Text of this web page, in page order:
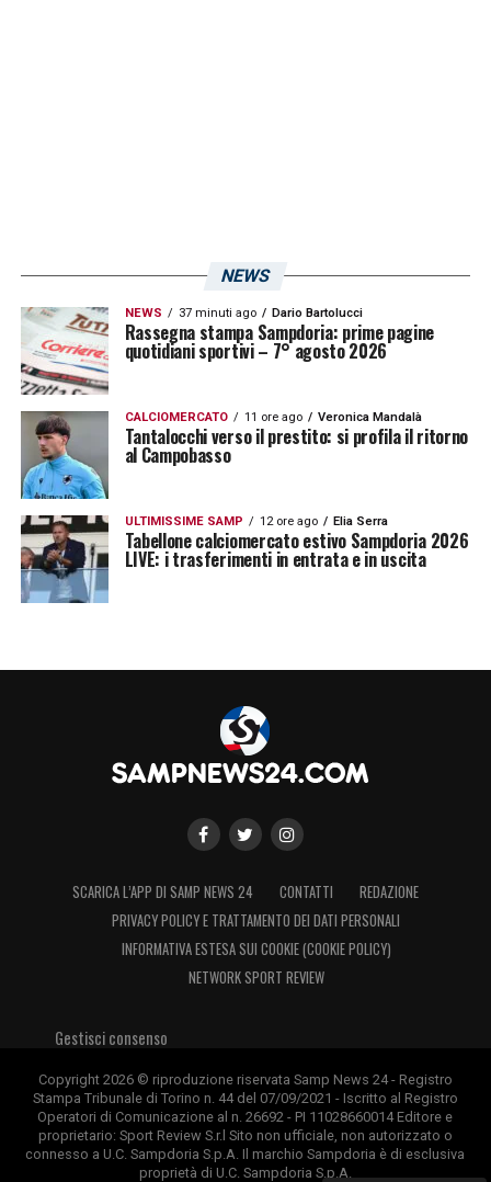
18′ Gol di Siatounis –Il centrocampista
greco si coordina alla perfezione e disegna
una traiettoria imprendibile per Brancolini:
raddoppio capolavoro della Sampdoria!
Sampdoria deve solo appoggiare in porta la
spettacolare giocata sulla sinistra di Prelec:
ciclone blucerchiato!
30′ Gol annullato alla Fiorentina –Fiorini
impegna Zovko su punizione, la traversa
permette a Milani di calciare il pallone del
possibile 3-1 che diventa un assist per Neri,
34′ Gol di Pierozzi –
Il difensore della
Fiorentina supera Ercolano e trafigge Zovko:
i viola accorciano le distanze
37′ Gol di Giordano –Il blucerchiato
con una finta secca e incrocia sul palo
lontano con una conclusione a giro: poker
blucerchiato!
45’+2′ Fine primo tempo –Le squadre
NEWS
NEWS 37 minuti ago Dario Bartolucci
Rassegna stampa Sampdoria: prime pagine
quotidiani sportivi – 7° agosto 2026
CALCIOMERCATO 11 ore ago Veronica Mandalà
Tantalocchi verso il prestito: si profila il ritorno
al Campobasso
ULTIMISSIME SAMP 12 ore ago Elia Serra
Tabellone calciomercato estivo Sampdoria 2026
LIVE: i trasferimenti in entrata e in uscita
SCARICA L’APP DI SAMP NEWS 24 CONTATTI
REDAZIONE
PRIVACY POLICY E TRATTAMENTO DEI DATI PERSONALI
INFORMATIVA ESTESA SUI COOKIE (COOKIE POLICY)
NETWORK SPORT REVIEW
Gestisci consenso
Copyright 2026 © riproduzione riservata Samp News 24 - Registro
Stampa Tribunale di Torino n. 44 del 07/09/2021 - Iscritto al Registro
Operatori di Comunicazione al n. 26692 - PI 11028660014 Editore e
proprietario: Sport Review S.r.l Sito non ufficiale, non autorizzato o
connesso a U.C. Sampdoria S.p.A. Il marchio Sampdoria è di esclusiva
proprietà di U.C. Sampdoria S.p.A.